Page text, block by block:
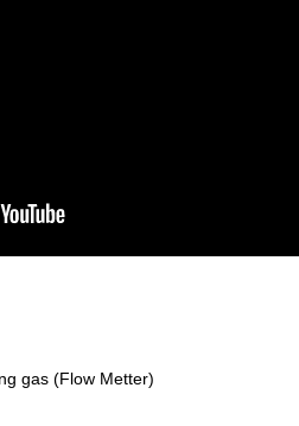
gas (Flow Metter)